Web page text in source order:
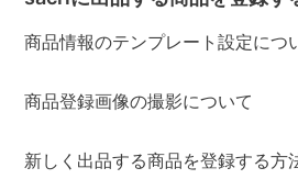
商品情報のテンプレート設定につ
商品登録画像の撮影について
新しく出品する商品を登録する方